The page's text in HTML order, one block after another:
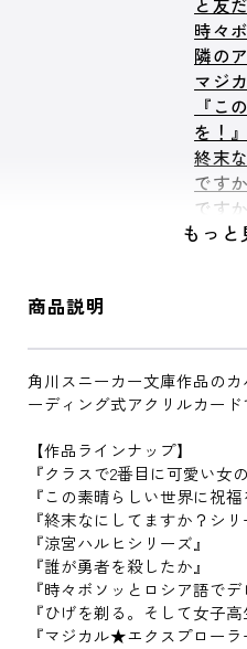
時々
隣の
マジ
『こ
を！
終末
です
です
『涼
もっと
商品説明
角川スニーカー文庫作品の
ーディング式アクリルカード
【作品ラインナップ】
『クラスで2番目に可愛い女
『この素晴らしい世界に祝福
『終末なにしてますか？シリ
『涼宮ハルヒシリーズ』
『誰が勇者を殺したか』
『時々ボソッとロシア語で
『ひげを剃る。そして女子高
『マジカル★エクスプローラ